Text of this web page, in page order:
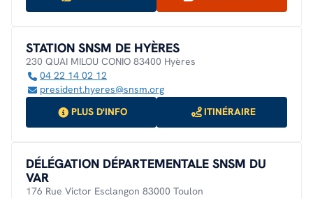
STATION SNSM DE HYÈRES
230 QUAI MILOU CONIO 83400 Hyères
04 22 14 02 12
president.hyeres@snsm.org
PLUS D'INFO
ITINÉRAIRE
DÉLÉGATION DÉPARTEMENTALE SNSM DU
VAR
176 Rue Victor Esclangon 83000 Toulon